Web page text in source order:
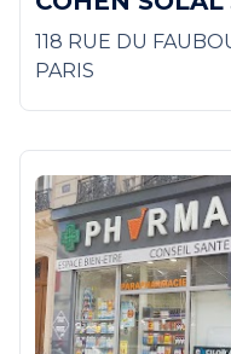
118 RUE DU
PARIS